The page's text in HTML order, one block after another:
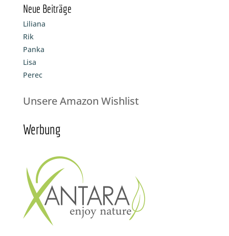
Neue Beiträge
Liliana
Rik
Panka
Lisa
Perec
Unsere Amazon Wishlist
Werbung